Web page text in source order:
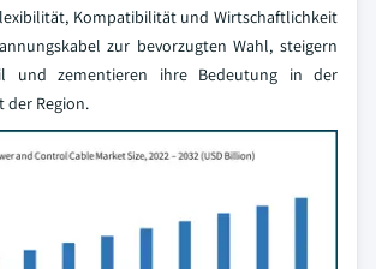
Kompatibilität und Wirtschaftlichkeit
zur bevorzugten Wahl, steigern
und zementieren ihre Bedeutung in der
der Region.